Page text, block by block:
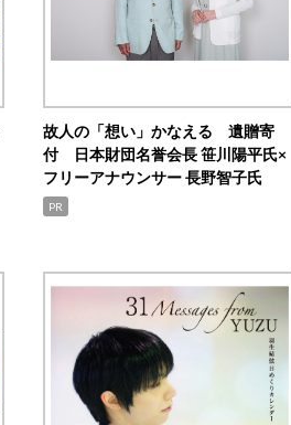
故人の「想い」かなえる 遺贈寄
付 日本財団名誉会長 笹川陽平氏×
フリーアナウンサー 長野智子氏
PR